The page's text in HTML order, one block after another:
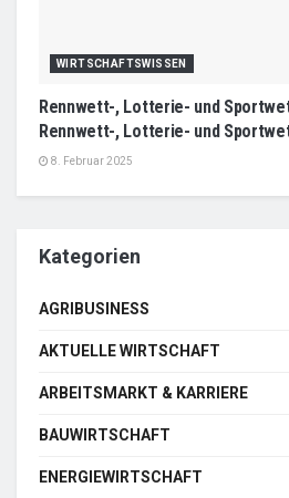
WIRTSCHAFTSWISSEN
Rennwett-, Lotterie- und
Rennwett-, Lotterie- und
8. Februar 2025
Kategorien
AGRIBUSINESS
AKTUELLE WIRTSCHAFT
ARBEITSMARKT & KARRIERE
BAUWIRTSCHAFT
ENERGIEWIRTSCHAFT